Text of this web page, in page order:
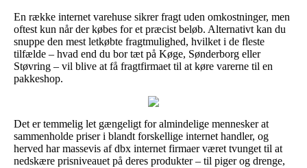
En række internet varehuse sikrer fragt uden omkostninger, men
oftest kun når der købes for et præcist beløb. Alternativt kan du
snuppe den mest letkøbte fragtmulighed, hvilket i de fleste
tilfælde – hvad end du bor tæt på Køge, Sønderborg eller
Støvring – vil blive at få fragtfirmaet til at køre varerne til en
pakkeshop.
Det er temmelig let gængeligt for almindelige mennesker at
sammenholde priser i blandt forskellige internet handler, og
herved har massevis af dbx internet firmaer været tvunget til at
nedskære prisniveauet på deres produkter – til piger og drenge,